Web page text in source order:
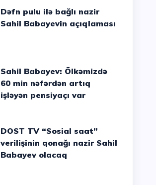
Dəfn pulu ilə bağlı nazir
Sahil Babayevin açıqlaması
Sahil Babayev: Ölkəmizdə
60 min nəfərdən artıq
işləyən pensiyaçı var
DOST TV “Sosial saat”
verilişinin qonağı nazir Sahil
Babayev olacaq